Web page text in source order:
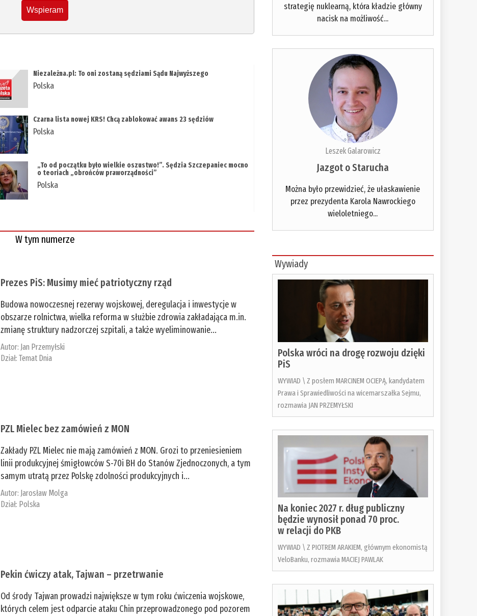
Wspieram
Niezależna.pl: To oni zostaną sędziami Sądu Najwyższego
Polska
Czarna lista nowej KRS! Chcą zablokować awans 23 sędziów
Polska
„To od początku było wielkie oszustwo!”. Sędzia Szczepaniec mocno
o teoriach „obrońców praworządności”
Polska
W tym numerze
Prezes PiS: Musimy mieć patriotyczny rząd
Budowa nowoczesnej rezerwy wojskowej, deregulacja i inwestycje w
obszarze rolnictwa, wielka reforma w służbie zdrowia zakładająca m.in.
zmianę struktury nadzorczej szpitali, a także wyeliminowanie...
Autor: Jan Przemyłski
Dział:Temat Dnia
PZL Mielec bez zamówień z MON
Zakłady PZL Mielec nie mają zamówień z MON. Grozi to przeniesieniem
linii produkcyjnej śmigłowców S-70i BH do Stanów Zjednoczonych, a tym
samym utratą przez Polskę zdolności produkcyjnych i...
Autor: Jarosław Molga
Dział: Polska
Pekin ćwiczy atak, Tajwan – przetrwanie
Od środy Tajwan prowadzi największe w tym roku ćwiczenia wojskowe,
których celem jest odparcie ataku Chin przeprowadzonego pod pozorem
strategię nuklearną, która kładzie główny
nacisk na możliwość...
Leszek Galarowicz
Jazgot o Starucha
Można było przewidzieć, że ułaskawienie
przez prezydenta Karola Nawrockiego
wieloletniego...
Wywiady
Polska wróci na drogę rozwoju dzięki
PiS
WYWIAD \ Z posłem MARCINEM OCIEPĄ, kandydatem
Prawa i Sprawiedliwości na wicemarszałka Sejmu,
rozmawia JAN PRZEMYŁSKI
Na koniec 2027 r. dług publiczny
będzie wynosił ponad 70 proc.
w relacji do PKB
WYWIAD \ Z PIOTREM ARAKIEM, głównym ekonomistą
VeloBanku, rozmawia MACIEJ PAWLAK